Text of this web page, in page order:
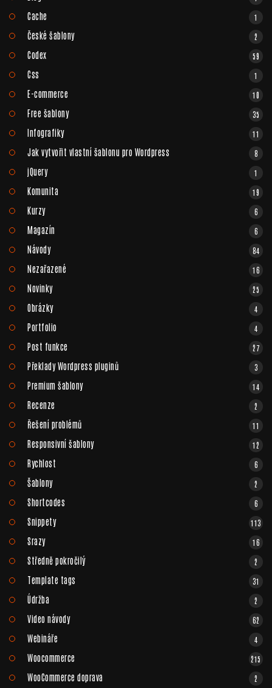
Cache 1
České šablony 2
Codex 59
Css 1
E-commerce 10
Free šablony 35
Infografiky 11
Jak vytvořit vlastní šablonu pro Wordpress 8
jQuery 1
Komunita 19
Kurzy 6
Magazín 6
Návody 84
Nezařazené 16
Novinky 25
Obrázky 4
Portfolio 4
Post funkce 27
Překlady Wordpress pluginů 3
Premium šablony 14
Recenze 2
Řešení problémů 11
Responsivní šablony 12
Rychlost 6
Šablony 2
Shortcodes 6
Snippety 113
Srazy 16
Středně pokročilý 2
Template tags 31
Údržba 2
Video návody 62
Webináře 4
Woocommerce 215
WooCommerce doprava 2